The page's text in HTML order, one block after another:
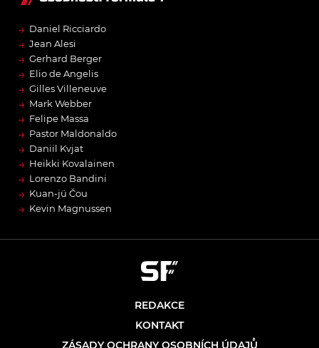
→ Daniel Ricciardo
→ Jean Alesi
→ Gerhard Berger
→ Elio de Angelis
→ Gilles Villeneuve
→ Mark Webber
→ Felipe Massa
→ Pastor Maldonaldo
→ Daniil Kvjat
→ Heikki Kovalainen
→ Lorenzo Bandini
→ Kuan-jü Čou
→ Kevin Magnussen
REDAKCE
KONTAKT
ZÁSADY OCHRANY OSOBNÍCH ÚDAJŮ